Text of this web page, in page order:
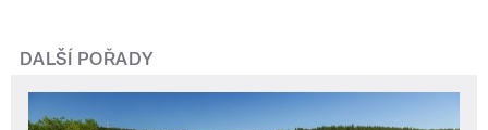
DALŠÍ POŘADY